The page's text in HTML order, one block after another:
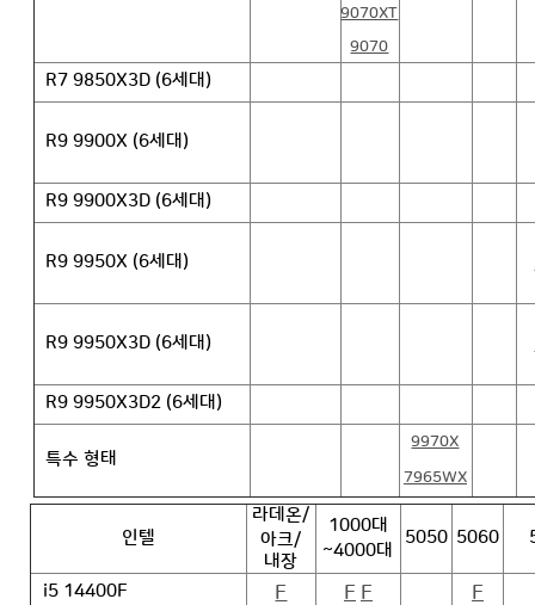
9070XT
9070
R7 9850X3D (6세대)
R9 9900X (6세대)
R9 9900X3D (6세대)
R9 9950X (6세대)
R9 9950X3D (6세대)
R9 9950X3D2 (6세대)
특수 형태
9970X
7965WX
인텔
라데온/
아크/
내장
1000대
~4000대
5050 5060
i5 14400F F F F F